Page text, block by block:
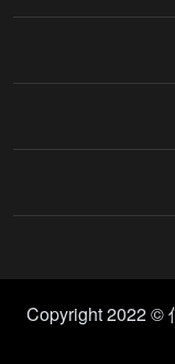
Copyright 2022 ©